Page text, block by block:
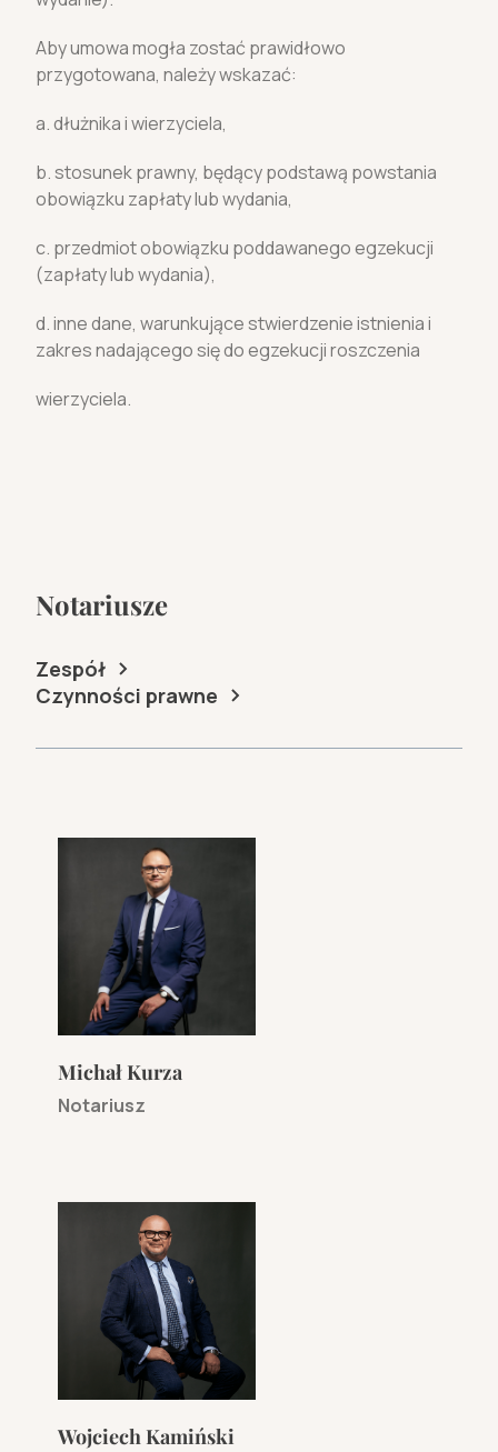
Aby umowa mogła zostać prawidłowo
przygotowana, należy wskazać:
a. dłużnika i wierzyciela,
b. stosunek prawny, będący podstawą powstania
obowiązku zapłaty lub wydania,
c. przedmiot obowiązku poddawanego egzekucji
(zapłaty lub wydania),
d. inne dane, warunkujące stwierdzenie istnienia i
zakres nadającego się do egzekucji roszczenia
wierzyciela.
Notariusze
Zespół
Czynności prawne
Michał Kurza
Notariusz
Wojciech Kamiński